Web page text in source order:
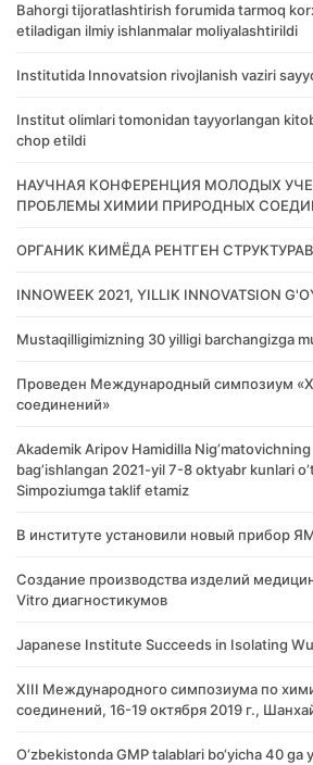
Bahorgi tijoratlashtirish forumida tarmoq
etiladigan ilmiy ishlanmalar moliyalashtirildi
Institutida Innovatsion rivojlanish vaziri
Institut olimlari tomonidan tayyorlangan
chop etildi
НАУЧНАЯ КОНФЕРЕНЦИЯ МОЛОДЫХ
ПРОБЛЕМЫ ХИМИИ ПРИРОДНЫХ
ОРГАНИК КИМЁДА РЕНТГЕН
INNOWEEK 2021, YILLIK INNOVATSION
Mustaqilligimizning 30 yilligi barchangizga
Проведен Международный симпозиум
соединений»
Akademik Аripov Hamidilla
bagʼishlangan 2021-yil 7-8 oktyabr kunlari
Simpoziumga taklif etamiz
В институте установили новый прибор
Создание производства изделий
Vitro диагностикумов
Japanese Institute Succeeds in Isolating
XIII Международного симпозиума по
соединений, 16-19 октября 2019 г.,
O‘zbekistonda GMP talablari bo‘yicha 40 ga